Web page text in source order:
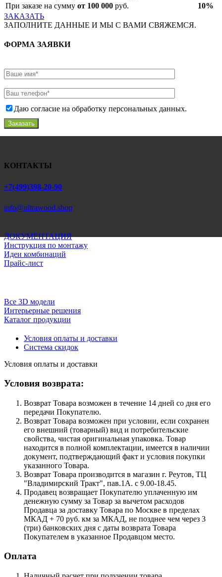
При заказе на сумму от 100 000 руб.
10%
ЗАКАЗАТЬ
ЗАПОЛНИТЕ ДАННЫЕ И МЫ С ВАМИ СВЯЖЕМСЯ.
ФОРМА ЗАЯВКИ
Даю согласие на обработку персональных данных.
Заказать
КОНТАКТЫ
+7(499)398-20-90
info@ultrawood.shop
ДОКУМЕНТАЦИЯ
Инструкция по монтажу
Идеи комбинаций
Прайс-лист
Все 3D модели
Интерьерные решения
Каталог продукции
Условия оплаты и доставки
Система скидок
Условия оплаты и доставки
Условия возврата:
Возврат Товара возможен в течение 14 дней со дня его
передачи Покупателю.
Возврат Товара возможен при условии, если сохранен
его внешний (товарный) вид и потребительские
свойства, чистая оригинальная упаковка. Товар
находится в полной комплектации, имеется в наличии
документ, подтверждающий факт и условия покупки
указанного Товара.
Возврат Товара производится в магазин г. Реутов, ТЦ
"Владимирский Тракт", пав.1А. с 9.00-18.45.
Продавец возвращает Покупателю уплаченную им
денежную сумму за Товар за вычетом расходов
Продавца за доставку Товара по Москве в пределах
МКАД + 70 руб. км за МКАД, не позднее чем через 3
(три) банковских дня с даты возврата Товара
Покупателем в указанное Продавцом место.
Оплата